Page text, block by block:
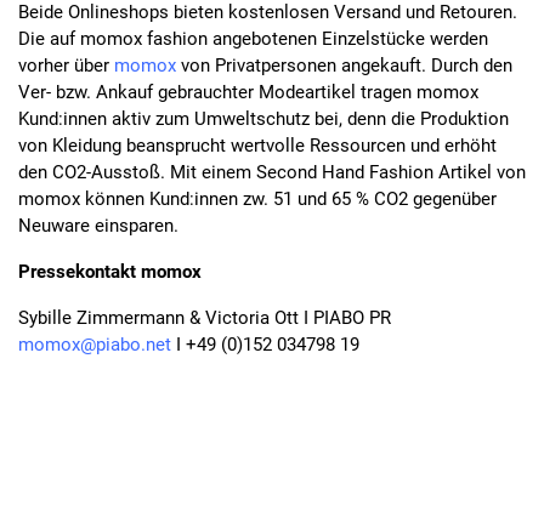
Beide Onlineshops bieten kostenlosen Versand und Retouren.
Die auf momox fashion angebotenen Einzelstücke werden
vorher über momox von Privatpersonen angekauft. Durch den
Ver- bzw. Ankauf gebrauchter Modeartikel tragen momox
Kund:innen aktiv zum Umweltschutz bei, denn die Produktion
von Kleidung beansprucht wertvolle Ressourcen und erhöht
den CO2-Ausstoß. Mit einem Second Hand Fashion Artikel von
momox können Kund:innen zw. 51 und 65 % CO2 gegenüber
Neuware einsparen.
Pressekontakt momox
Sybille Zimmermann & Victoria Ott I PIABO PR
momox@piabo.net I +49 (0)152 034798 19